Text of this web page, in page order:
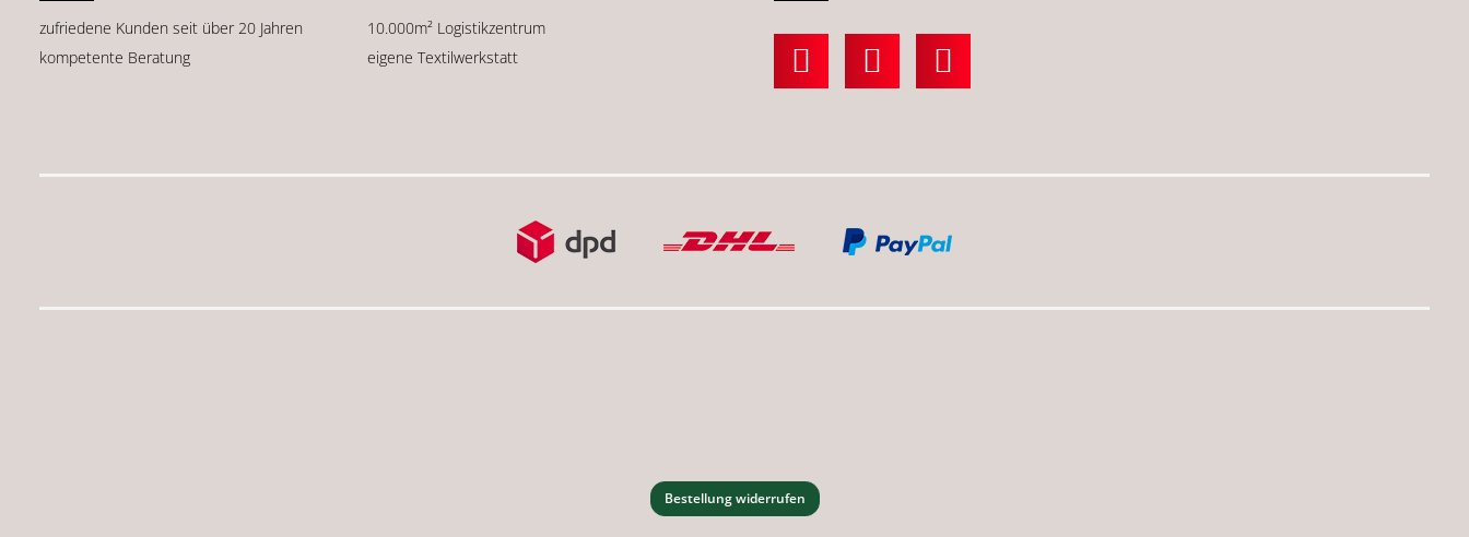
zufriedene Kunden seit über 20 Jahren
10.000m² Logistikzentrum
kompetente Beratung
eigene Textilwerkstatt
Bestellung widerrufen